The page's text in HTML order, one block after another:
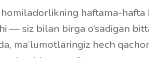
haftama-hafta
— siz bilan birga o‘sadigan
ma’lumotlaringiz hech